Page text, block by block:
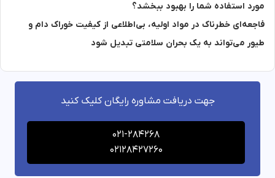
مورد استفاده شما را بهبود ببخشد؟
فاجعه‌ای خطرناک در مواد اولیه، بی‌اطلاعی از کیفیت خوراک دام و
طیور می‌تواند به یک بحران سلامتی تبدیل شود
جهت دریافت مشاوره رایگان کلیک کنید
021-284268
02128427260